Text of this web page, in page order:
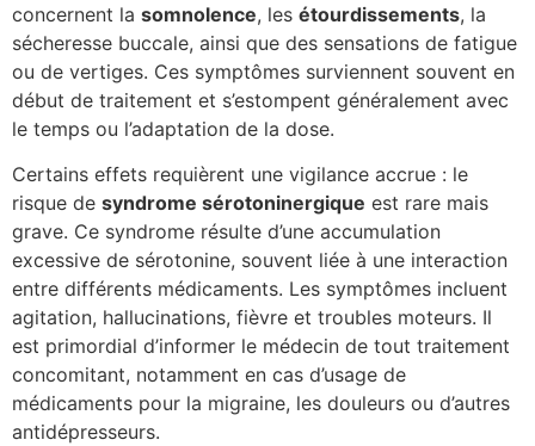
concernent la somnolence, les étourdissements, la
sécheresse buccale, ainsi que des sensations de fatigue
ou de vertiges. Ces symptômes surviennent souvent en
début de traitement et s’estompent généralement avec
le temps ou l’adaptation de la dose.
Certains effets requièrent une vigilance accrue : le
risque de syndrome sérotoninergique est rare mais
grave. Ce syndrome résulte d’une accumulation
excessive de sérotonine, souvent liée à une interaction
entre différents médicaments. Les symptômes incluent
agitation, hallucinations, fièvre et troubles moteurs. Il
est primordial d’informer le médecin de tout traitement
concomitant, notamment en cas d’usage de
médicaments pour la migraine, les douleurs ou d’autres
antidépresseurs.